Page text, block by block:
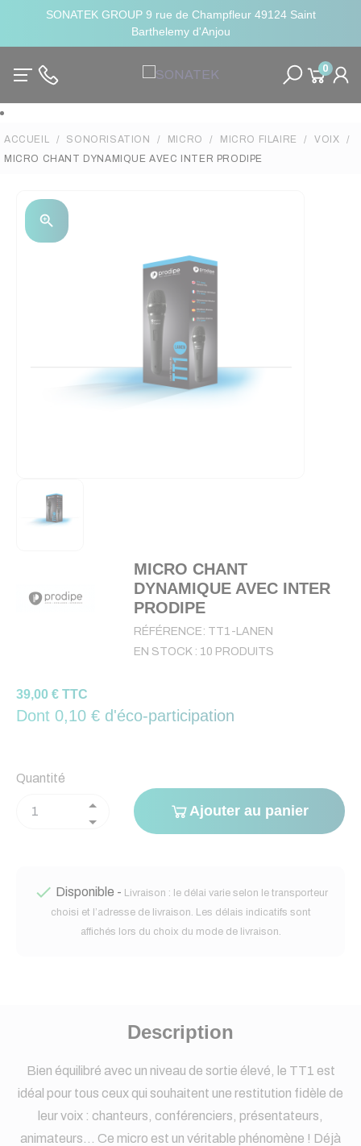
SONATEK GROUP 9 rue de Champfleur 49124 Saint
Barthelemy d'Anjou
0
ACCUEIL SONORISATION MICRO MICRO FILAIRE
VOIX
MICRO CHANT DYNAMIQUE AVEC INTER PRODIPE
zoom_in
MICRO CHANT
DYNAMIQUE AVEC INTER
PRODIPE
RÉFÉRENCE: TT1-LANEN
EN STOCK : 10 PRODUITS
39,00 € TTC
Dont 0,10 € d'éco-participation
Quantité
Ajouter au panier
 Disponible - Livraison : le délai varie selon le transporteur
choisi et l’adresse de livraison. Les délais indicatifs sont
affichés lors du choix du mode de livraison.
Description
Bien équilibré avec un niveau de sortie élevé, le TT1 est
idéal pour tous ceux qui souhaitent une restitution fidèle de
leur voix : chanteurs, conférenciers, présentateurs,
animateurs... Ce micro est un véritable phénomène ! Déjà